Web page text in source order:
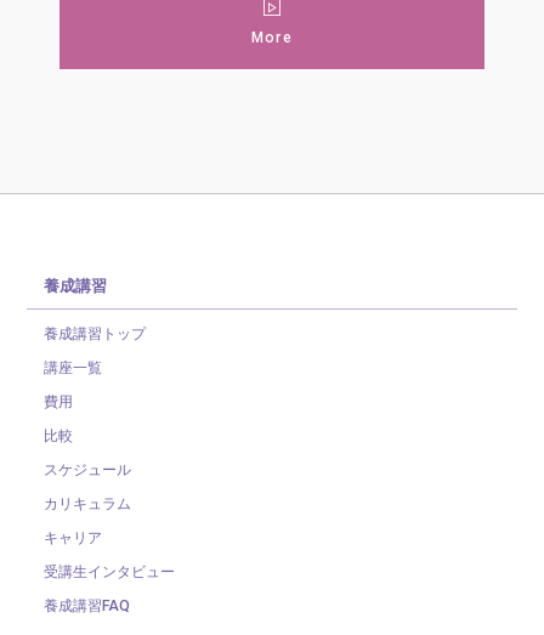
More
養成講習
養成講習トップ
講座一覧
費用
比較
スケジュール
カリキュラム
キャリア
受講生インタビュー
養成講習FAQ